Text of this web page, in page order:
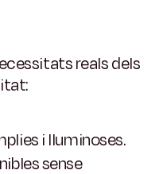
reals dels
i lluminoses.
sense